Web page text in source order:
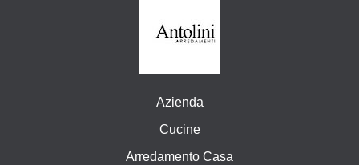
Azienda
Cucine
Arredamento Casa